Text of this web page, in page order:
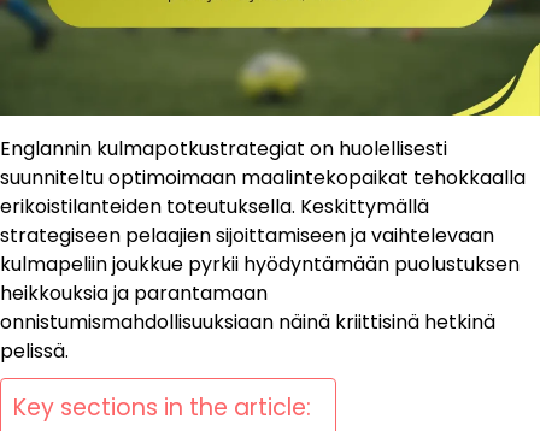
Englannin kulmapotkustrategiat on huolellisesti
suunniteltu optimoimaan maalintekopaikat tehokkaalla
erikoistilanteiden toteutuksella. Keskittymällä
strategiseen pelaajien sijoittamiseen ja vaihtelevaan
kulmapeliin joukkue pyrkii hyödyntämään puolustuksen
heikkouksia ja parantamaan
onnistumismahdollisuuksiaan näinä kriittisinä hetkinä
pelissä.
Key sections in the article: